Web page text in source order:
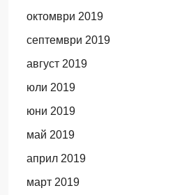
октомври 2019
септември 2019
август 2019
юли 2019
юни 2019
май 2019
април 2019
март 2019